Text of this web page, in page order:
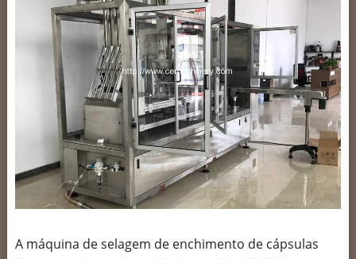
A máquina de selagem de enchimento de cápsulas